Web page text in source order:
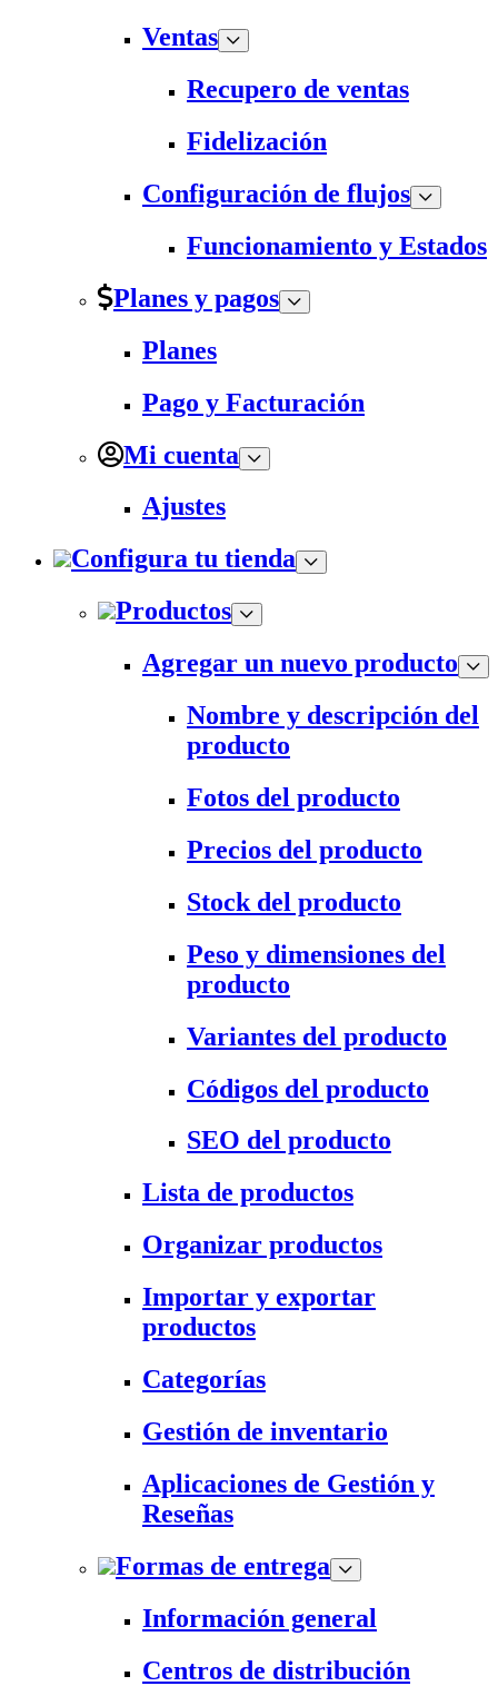
Ventas
Recupero de ventas
Fidelización
Configuración de flujos
Funcionamiento y Estados
Planes y pagos
Planes
Pago y Facturación
Mi cuenta
Ajustes
Configura tu tienda
Productos
Agregar un nuevo producto
Nombre y descripción del
producto
Fotos del producto
Precios del producto
Stock del producto
Peso y dimensiones del
producto
Variantes del producto
Códigos del producto
SEO del producto
Lista de productos
Organizar productos
Importar y exportar
productos
Categorías
Gestión de inventario
Aplicaciones de Gestión y
Reseñas
Formas de entrega
Información general
Centros de distribución